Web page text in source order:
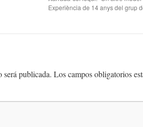
Experiència de 14 anys del grup
publicada. Los campos obligatorios